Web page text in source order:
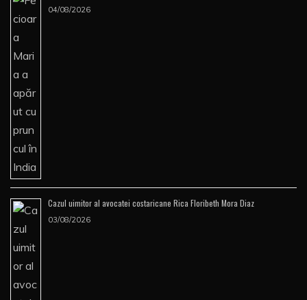
04/08/2026
Cazul uimitor al avocatei costaricane Rica Floribeth Mora Diaz
03/08/2026